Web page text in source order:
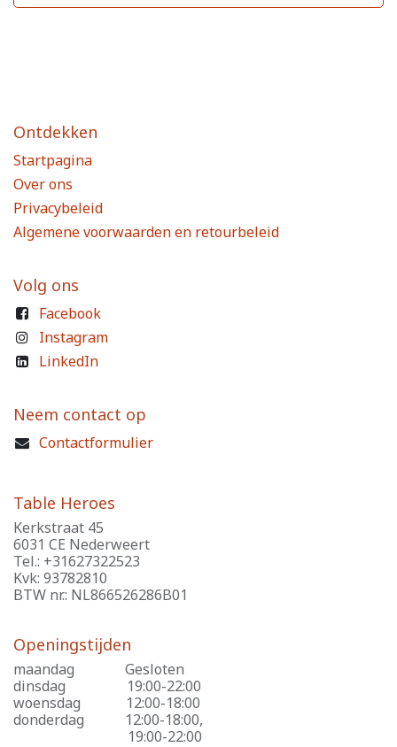
Ontdekken
Startpagina
Over ons
Privacybeleid
Algemene voorwaarden en retourbeleid
Volg ons
Facebook
Instagram
LinkedIn
Neem contact op
Contactformulier
Table Heroes
Kerkstraat 45
6031 CE Nederweert
Tel.: +31627322523
Kvk: 93782810
BTW nr.: NL866526286B01
Openingstijden
maandag
​Gesloten
dinsdag
​19:00-22:00
woensdag
​12:00-18:00
donderdag
​12:00-18:00,
​19:00-22:00